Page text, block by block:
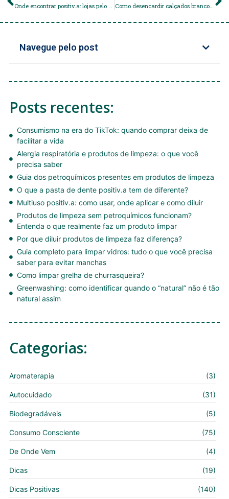
Onde encontrar positiv.a: lojas pelo Brasil Como desencardir calçados brancos de forma simples
Navegue pelo post
Posts recentes:
Consumismo na era do TikTok: quando comprar deixa de
facilitar a vida
Alergia respiratória e produtos de limpeza: o que você
precisa saber
Guia dos petroquímicos presentes em produtos de limpeza
O que a pasta de dente positiv.a tem de diferente?
Multiuso positiv.a: como usar, onde aplicar e como diluir
Produtos de limpeza sem petroquímicos funcionam?
Entenda o que realmente faz um produto limpar
Por que diluir produtos de limpeza faz diferença?
Guia completo para limpar vidros: tudo o que você precisa
saber para evitar manchas
Como limpar grelha de churrasqueira?
Greenwashing: como identificar quando o “natural” não é tão
natural assim
Categorias:
Aromaterapia (3)
Autocuidado (31)
Biodegradáveis (5)
Consumo Consciente (75)
De Onde Vem (4)
Dicas (19)
Dicas Positivas (140)